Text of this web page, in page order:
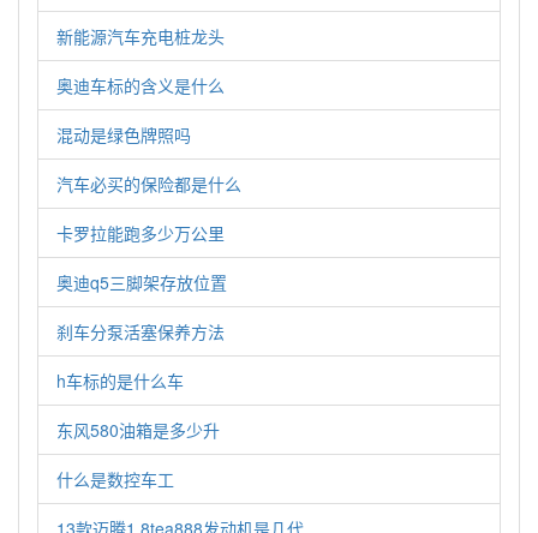
新能源汽车充电桩龙头
奥迪车标的含义是什么
混动是绿色牌照吗
汽车必买的保险都是什么
卡罗拉能跑多少万公里
奥迪q5三脚架存放位置
刹车分泵活塞保养方法
h车标的是什么车
东风580油箱是多少升
什么是数控车工
13款迈腾1.8tea888发动机是几代